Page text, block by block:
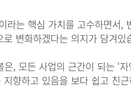
라는 핵심 가치를 고수하면서
변화하겠다는 의지가 담겨있
모든 사업의 근간이 되는 ‘
향하고 있음을 보다 쉽고 친